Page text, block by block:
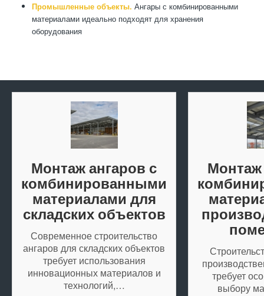
Промышленные объекты. Ангары с комбинированными
материалами идеально подходят для хранения
оборудования
Монтаж ангаров с
комбинированными
материалами для
складских объектов
Современное строительство
ангаров для складских объектов
требует использования
инновационных материалов и
технологий,…
Монтаж
требует
выбору